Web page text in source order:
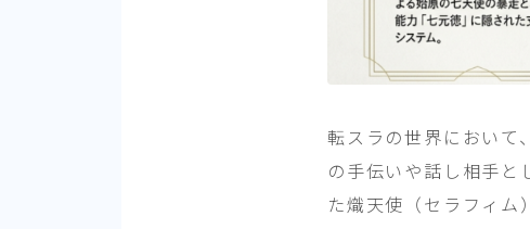
転スラの世界において、
の手伝いや話し相手と
た熾天使（セラフィム